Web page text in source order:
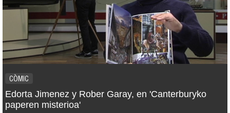
CÒMIC
Edorta Jimenez y Rober Garay, en 'Canterburyko
paperen misterioa'